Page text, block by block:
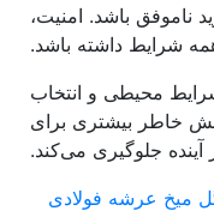
ناموفق باشد. امنیت،
شرایط داشته باشد.
محیطی و انتخاب
خاطر بیشتری برای
آینده جلوگیری می‌کند.
میخ عرشه فولادی